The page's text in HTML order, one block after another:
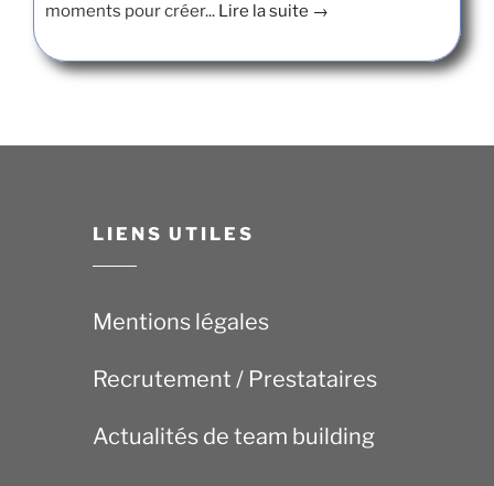
moments pour créer... Lire la suite →
LIENS UTILES
Mentions légales
Recrutement / Prestataires
Actualités de team building